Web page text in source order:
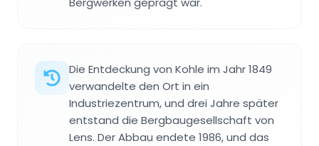
Die Entdeckung von Kohle im Jahr 1849
verwandelte den Ort in ein
Industriezentrum, und drei Jahre später
entstand die Bergbaugesellschaft von
Lens. Der Abbau endete 1986, und das